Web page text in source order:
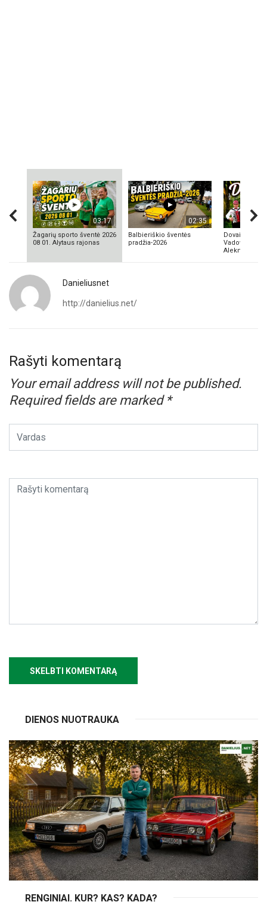
03:17
Žagarių sporto šventė 2026
08 01. Alytaus rajonas
02:35
Balbieriškio šventės
pradžia-2026
Dovainonių
Vadovas
Aleknavičius
Danieliusnet
http://danielius.net/
Rašyti komentarą
Your email address will not be published.
Required fields are marked *
DIENOS NUOTRAUKA
RENGINIAI. KUR? KAS? KADA?